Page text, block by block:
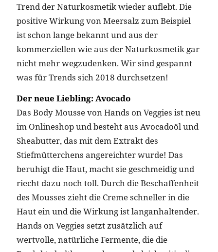
Trend der Naturkosmetik wieder auflebt. Die
positive Wirkung von Meersalz zum Beispiel
ist schon lange bekannt und aus der
kommerziellen wie aus der Naturkosmetik gar
nicht mehr wegzudenken. Wir sind gespannt
was für Trends sich 2018 durchsetzen!
Der neue Liebling: Avocado
Das Body Mousse von Hands on Veggies ist neu
im Onlineshop und besteht aus Avocadoöl und
Sheabutter, das mit dem Extrakt des
Stiefmütterchens angereichter wurde! Das
beruhigt die Haut, macht sie geschmeidig und
riecht dazu noch toll. Durch die Beschaffenheit
des Mousses zieht die Creme schneller in die
Haut ein und die Wirkung ist langanhaltender.
Hands on Veggies setzt zusätzlich auf
wertvolle, natürliche Fermente, die die